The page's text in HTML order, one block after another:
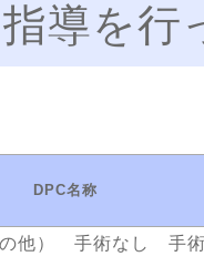
導を行
DPC名称
の他） 手術なし 手